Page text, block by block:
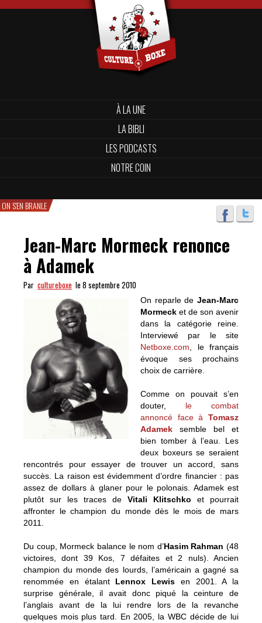
À LA UNE
LA BIBLI
LES PODCASTS
NOTRE COIN
ON S'EN BRANLE
Jean-Marc Mormeck renonce
à Adamek
Par cultureboxe le 8 septembre 2010
On reparle de Jean-Marc
Mormeck et de son avenir
dans la catégorie reine.
Interviewé par le site
Netboxe.com , le français
évoque ses prochains
choix de carrière.
Comme on pouvait s’en
douter, le combat
annoncé face à Tomasz
Adamek semble bel et
bien tomber à l’eau. Les
deux boxeurs se seraient
rencontrés pour essayer de trouver un accord, sans
succès. La raison est évidemment d’ordre financier : pas
assez de dollars à glaner pour le polonais. Adamek est
plutôt sur les traces de Vitali Klitschko et pourrait
affronter le champion du monde dès le mois de mars
2011.
Du coup, Mormeck balance le nom d’Hasim Rahman (48
victoires, dont 39 Kos, 7 défaites et 2 nuls). Ancien
champion du monde des lourds, l’américain a gagné sa
renommée en étalant Lennox Lewis en 2001. A la
surprise générale, il avait donc piqué la ceinture de
l’anglais avant de la lui rendre lors de la revanche
quelques mois plus tard. En 2005, la WBC décide de lui